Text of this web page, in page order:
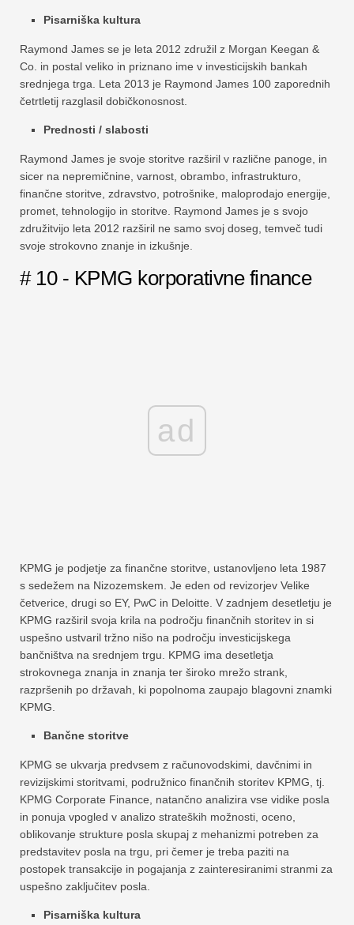
Pisarniška kultura
Raymond James se je leta 2012 združil z Morgan Keegan &
Co. in postal veliko in priznano ime v investicijskih bankah
srednjega trga. Leta 2013 je Raymond James 100 zaporednih
četrtletij razglasil dobičkonosnost.
Prednosti / slabosti
Raymond James je svoje storitve razširil v različne panoge, in
sicer na nepremičnine, varnost, obrambo, infrastrukturo,
finančne storitve, zdravstvo, potrošnike, maloprodajo energije,
promet, tehnologijo in storitve. Raymond James je s svojo
združitvijo leta 2012 razširil ne samo svoj doseg, temveč tudi
svoje strokovno znanje in izkušnje.
# 10 - KPMG korporativne finance
ad
KPMG je podjetje za finančne storitve, ustanovljeno leta 1987
s sedežem na Nizozemskem. Je eden od revizorjev Velike
četverice, drugi so EY, PwC in Deloitte. V zadnjem desetletju je
KPMG razširil svoja krila na področju finančnih storitev in si
uspešno ustvaril tržno nišo na področju investicijskega
bančništva na srednjem trgu. KPMG ima desetletja
strokovnega znanja in znanja ter široko mrežo strank,
razpršenih po državah, ki popolnoma zaupajo blagovni znamki
KPMG.
Bančne storitve
KPMG se ukvarja predvsem z računovodskimi, davčnimi in
revizijskimi storitvami, podružnico finančnih storitev KPMG, tj.
KPMG Corporate Finance, natančno analizira vse vidike posla
in ponuja vpogled v analizo strateških možnosti, oceno,
oblikovanje strukture posla skupaj z mehanizmi potreben za
predstavitev posla na trgu, pri čemer je treba paziti na
postopek transakcije in pogajanja z zainteresiranimi stranmi za
uspešno zaključitev posla.
Pisarniška kultura